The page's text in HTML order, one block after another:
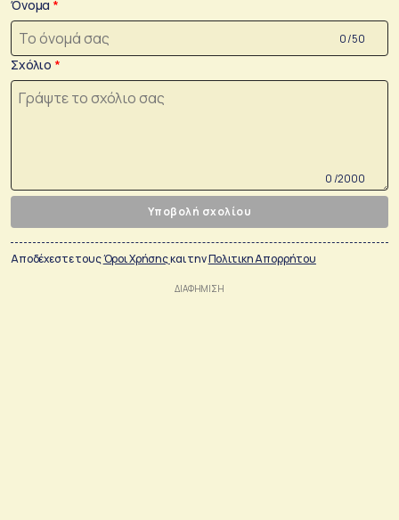
Όνομα
0 /50
Σχόλιο
0 /2000
Υποβολή σχολίου
Αποδέχεστε τουςΌροι Χρήσηςκαι τηνΠολιτικη Απορρήτου